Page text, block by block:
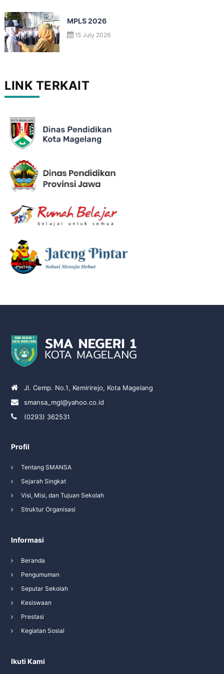
MPLS 2026
15 July 2026
LINK TERKAIT
Jl. Cemp. No.1, Kemirirejo, Kota Magelang
smansa_mgl@yahoo.co.id
(0293) 362531
Profil
Tentang SMANSA
Sejarah Singkat
Visi, Misi, dan Tujuan Sekolah
Struktur Organisasi
Informasi
Beranda
Pengumuman
Seputar Sekolah
Kesiswaan
Prestasi
Kegiatan Sosial
Ikuti Kami